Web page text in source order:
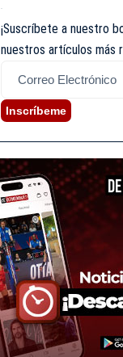
¡Suscríbete a nuestro
nuestros artículos más
Inscríbeme